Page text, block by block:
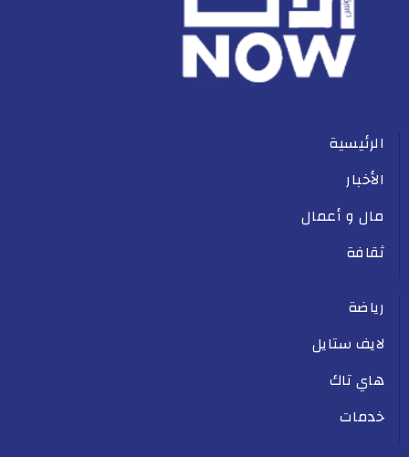
الرئيسية
الأخبار
مال و أعمال
ثقافة
رياضة
لايف ستايل
هاي تاك
خدمات